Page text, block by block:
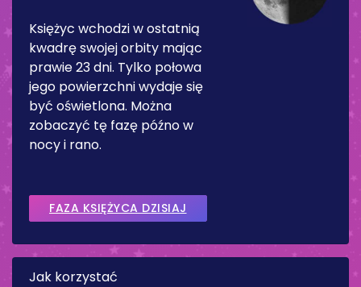
Księżyc wchodzi w ostatnią
kwadrę swojej orbity mając
prawie 23 dni. Tylko połowa
jego powierzchni wydaje się
być oświetlona. Można
zobaczyć tę fazę późno w
nocy i rano.
FAZA KSIĘŻYCA DZISIAJ
Jak korzystać